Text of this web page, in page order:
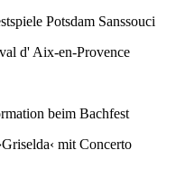
Potsdam Sanssouci
d' Aix-en-Provence
beim Bachfest
mit Concerto